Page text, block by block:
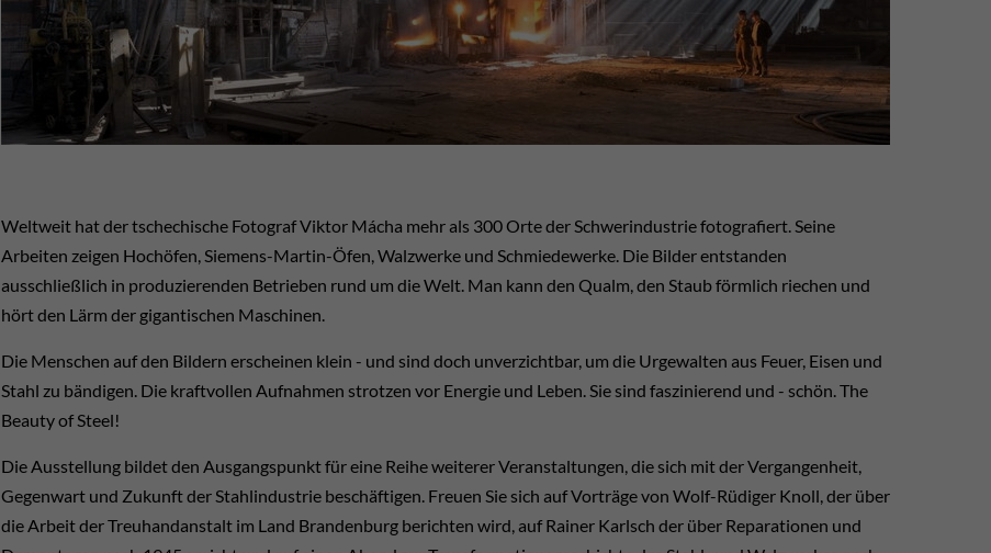
Weltweit hat der tschechische Fotograf Viktor Mácha mehr als 300 Orte der Schwerindustrie fotografiert. Seine
Arbeiten zeigen Hochöfen, Siemens-Martin-Öfen, Walzwerke und Schmiedewerke. Die Bilder entstanden
ausschließlich in produzierenden Betrieben rund um die Welt. Man kann den Qualm, den Staub förmlich riechen und
hört den Lärm der gigantischen Maschinen.
Die Menschen auf den Bildern erscheinen klein - und sind doch unverzichtbar, um die Urgewalten aus Feuer, Eisen und
Stahl zu bändigen. Die kraftvollen Aufnahmen strotzen vor Energie und Leben. Sie sind faszinierend und - schön. The
Beauty of Steel!
Die Ausstellung bildet den Ausgangspunkt für eine Reihe weiterer Veranstaltungen, die sich mit der Vergangenheit,
Gegenwart und Zukunft der Stahlindustrie beschäftigen. Freuen Sie sich auf Vorträge von Wolf-Rüdiger Knoll, der über
die Arbeit der Treuhandanstalt im Land Brandenburg berichten wird, auf Rainer Karlsch der über Reparationen und